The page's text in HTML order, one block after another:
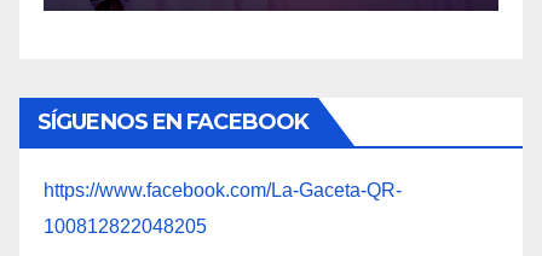
SÍGUENOS EN FACEBOOK
https://www.facebook.com/La-Gaceta-QR-
100812822048205